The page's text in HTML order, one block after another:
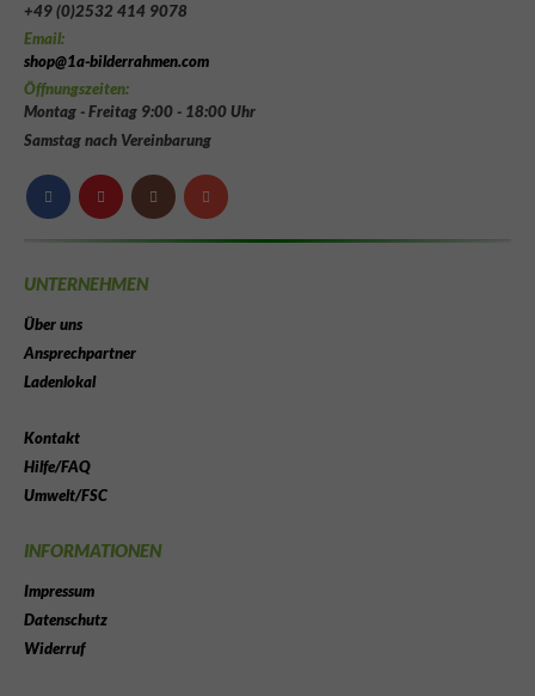
+49 (0)2532 414 9078
Email:
shop@1a-bilderrahmen.com
Öffnungszeiten:
Montag - Freitag 9:00 - 18:00 Uhr
Samstag nach Vereinbarung
UNTERNEHMEN
Über uns
Ansprechpartner
Ladenlokal
Kontakt
Hilfe/FAQ
Umwelt/FSC
INFORMATIONEN
Impressum
Datenschutz
Widerruf